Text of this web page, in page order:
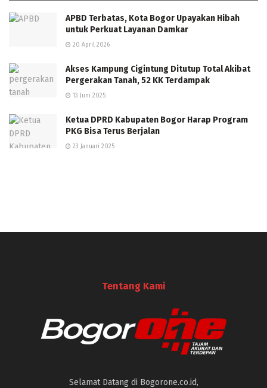
APBD Terbatas, Kota Bogor Upayakan Hibah
untuk Perkuat Layanan Damkar
20 April 2026
Akses Kampung Cigintung Ditutup Total Akibat
Pergerakan Tanah, 52 KK Terdampak
13 Juni 2025
Ketua DPRD Kabupaten Bogor Harap Program
PKG Bisa Terus Berjalan
23 Januari 2025
Tentang Kami
Selamat Datang di Bogorone.co.id,